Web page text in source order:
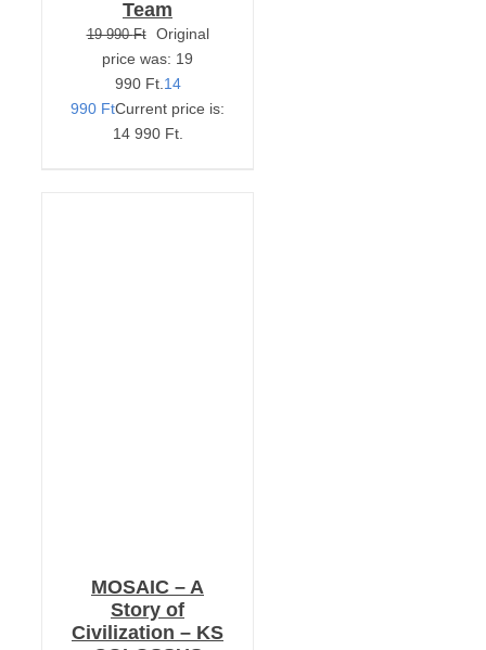
Team
19 990Ft
Original
price was: 19
990 Ft.14
990 FtCurrent price is:
14 990 Ft.
MOSAIC – A
Story of
Civilization – KS